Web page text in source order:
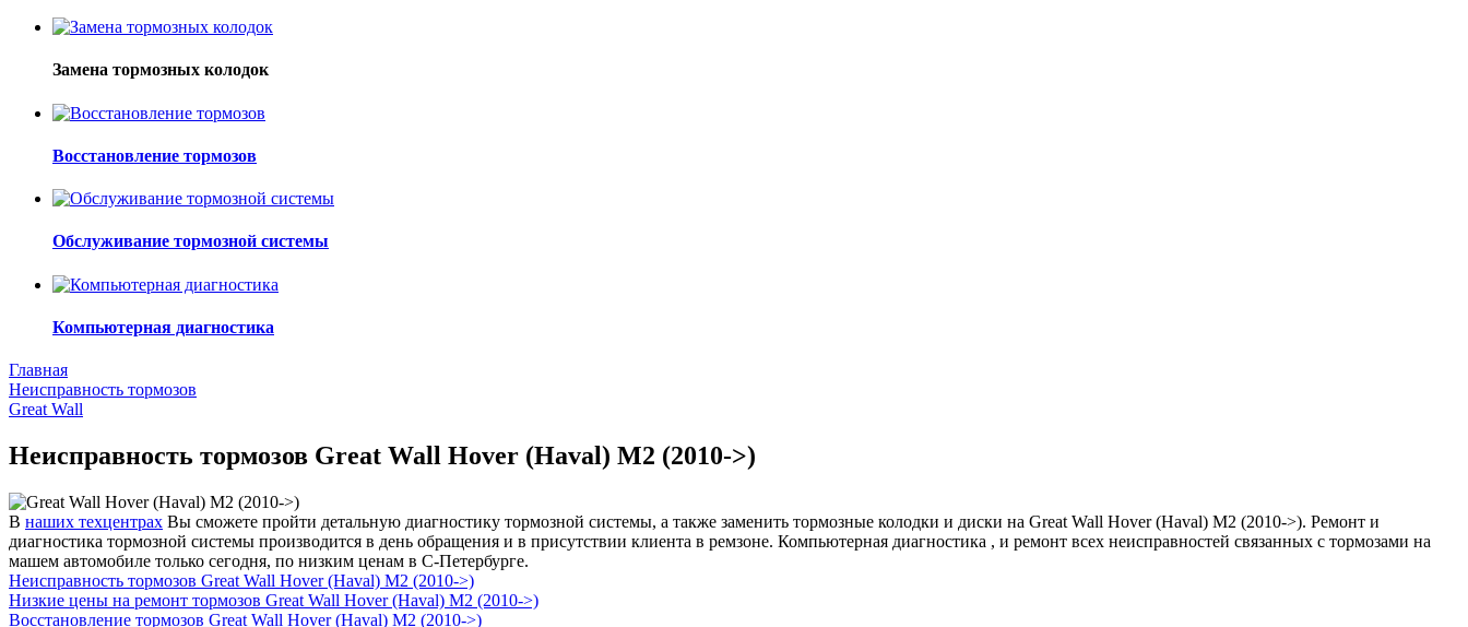
Замена тормозных колодок
Восстановление тормозов
Обслуживание тормозной системы
Компьютерная диагностика
Главная
Неисправность тормозов
Great Wall
Неисправность тормозов Great Wall Hover (Haval) M2 (2010->)
В наших техцентрах Вы сможете пройти детальную диагностику тормозной системы, а также заменить тормозные колодки и диски на Great Wall Hover (Haval) M2 (2010->). Ремонт и
диагностика тормозной системы производится в день обращения и в присутствии клиента в ремзоне. Компьютерная диагностика , и ремонт всех неисправностей связанных с тормозами на
машем автомобиле только сегодня, по низким ценам в С-Петербурге.
Неисправность тормозов Great Wall Hover (Haval) M2 (2010->)
Низкие цены на ремонт тормозов Great Wall Hover (Haval) M2 (2010->)
Восстановление тормозов Great Wall Hover (Haval) M2 (2010->)